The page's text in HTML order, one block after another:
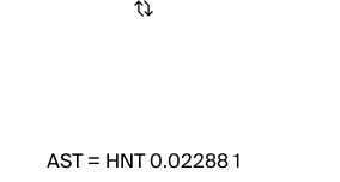
1
AST= HNT 0.02288